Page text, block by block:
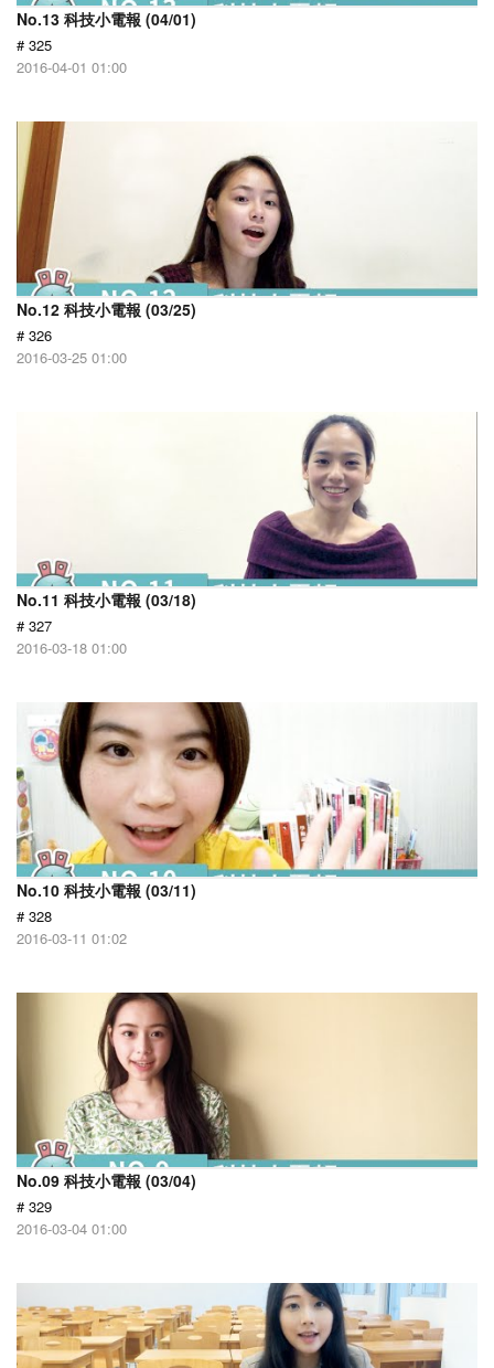
No.13 科技小電報 (04/01)
# 325
2016-04-01 01:00
No.12 科技小電報 (03/25)
# 326
2016-03-25 01:00
No.11 科技小電報 (03/18)
# 327
2016-03-18 01:00
No.10 科技小電報 (03/11)
# 328
2016-03-11 01:02
No.09 科技小電報 (03/04)
# 329
2016-03-04 01:00